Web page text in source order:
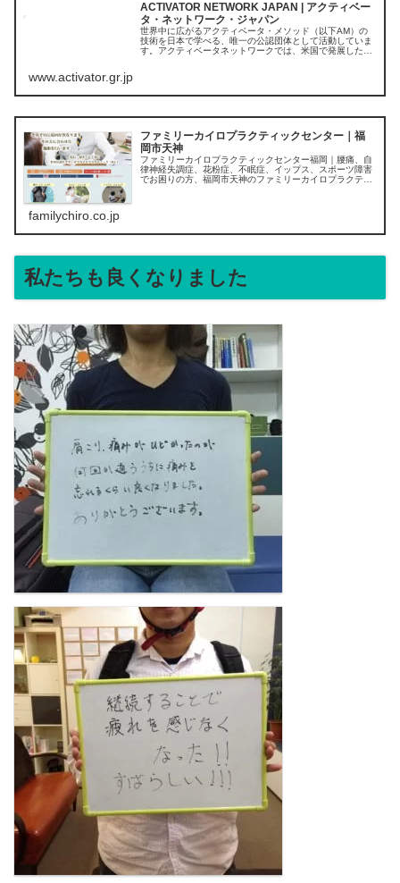
ACTIVATOR NETWORK JAPAN | アクティベー
タ・ネットワーク・ジャパン
世界中に広がるアクティベータ・メソッド（以下AM）の
技術を日本で学べる、唯一の公認団体として活動していま
す。アクティベータネットワークでは、米国で発展したア
www.activator.gr.jp
ファミリーカイロプラクティックセンター｜福
岡市天神
ファミリーカイロプラクティックセンター福岡｜腰痛、自
律神経失調症、花粉症、不眠症、イップス、スポーツ障害
でお困りの方、福岡市天神のファミリーカイロプラクティ
familychiro.co.jp
私たちも良くなりました